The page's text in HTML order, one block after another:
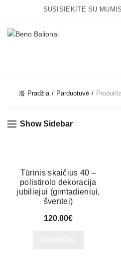
SUSISIEKITE SU
Pradžia Parduotuvė
Show Sidebar
Tūrinis skaičius 40 –
polistirolo dekoracija
jubiliejui (gimtadieniui,
šventei)
120.00€